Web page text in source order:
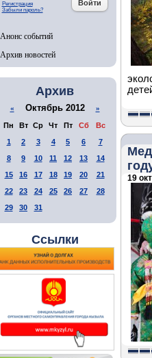
Регистрация
Забыли пароль?
Анонс событий
Архив новостей
Архив
« Октябрь 2012 »
Пн Вт Ср Чт Пт Сб
Вс
1
2 3 4 5 6
7
8
9 10 11 12 13
14
15
16 17 18 19 20
21
22
23 24 25 26 27
28
29
30 31
Ссылки
19